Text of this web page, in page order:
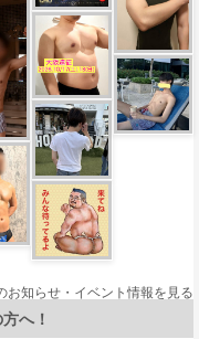
お知らせ・イベント情報を見る
へ！